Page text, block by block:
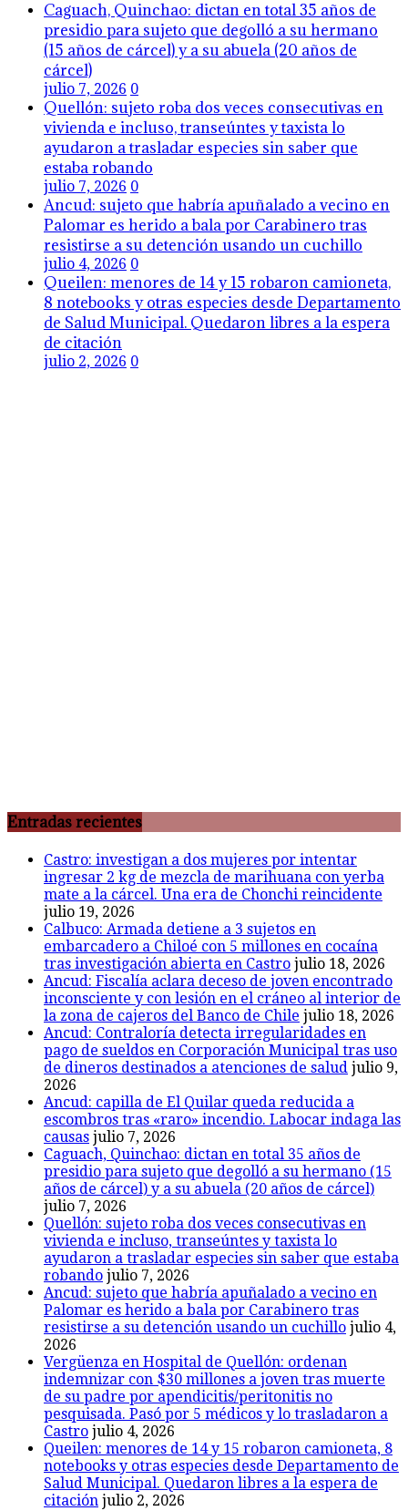
Caguach, Quinchao: dictan en total 35 años de
presidio para sujeto que degolló a su hermano
(15 años de cárcel) y a su abuela (20 años de
cárcel)
julio 7, 2026 0
Quellón: sujeto roba dos veces consecutivas en
vivienda e incluso, transeúntes y taxista lo
ayudaron a trasladar especies sin saber que
estaba robando
julio 7, 2026 0
Ancud: sujeto que habría apuñalado a vecino en
Palomar es herido a bala por Carabinero tras
resistirse a su detención usando un cuchillo
julio 4, 2026 0
Queilen: menores de 14 y 15 robaron camioneta,
8 notebooks y otras especies desde Departamento
de Salud Municipal. Quedaron libres a la espera
de citación
julio 2, 2026 0
Entradas recientes
Castro: investigan a dos mujeres por intentar
ingresar 2 kg de mezcla de marihuana con yerba
mate a la cárcel. Una era de Chonchi reincidente
julio 19, 2026
Calbuco: Armada detiene a 3 sujetos en
embarcadero a Chiloé con 5 millones en cocaína
tras investigación abierta en Castro julio 18, 2026
Ancud: Fiscalía aclara deceso de joven encontrado
inconsciente y con lesión en el cráneo al interior de
la zona de cajeros del Banco de Chile julio 18, 2026
Ancud: Contraloría detecta irregularidades en
pago de sueldos en Corporación Municipal tras uso
de dineros destinados a atenciones de salud julio 9,
2026
Ancud: capilla de El Quilar queda reducida a
escombros tras «raro» incendio. Labocar indaga las
causas julio 7, 2026
Caguach, Quinchao: dictan en total 35 años de
presidio para sujeto que degolló a su hermano (15
años de cárcel) y a su abuela (20 años de cárcel)
julio 7, 2026
Quellón: sujeto roba dos veces consecutivas en
vivienda e incluso, transeúntes y taxista lo
ayudaron a trasladar especies sin saber que estaba
robando julio 7, 2026
Ancud: sujeto que habría apuñalado a vecino en
Palomar es herido a bala por Carabinero tras
resistirse a su detención usando un cuchillo julio 4,
2026
Vergüenza en Hospital de Quellón: ordenan
indemnizar con $30 millones a joven tras muerte
de su padre por apendicitis/peritonitis no
pesquisada. Pasó por 5 médicos y lo trasladaron a
Castro julio 4, 2026
Queilen: menores de 14 y 15 robaron camioneta, 8
notebooks y otras especies desde Departamento de
Salud Municipal. Quedaron libres a la espera de
citación julio 2, 2026